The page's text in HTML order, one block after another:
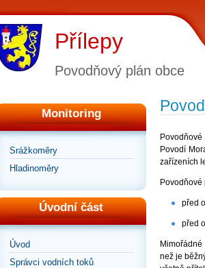
Přílepy
Povodňový plán obce
Monitoring
Srážkoměry
Hladinoměry
Úvodní část
Úvod
Správci vodních toků
Povodí
zařízeních
před
před
než je